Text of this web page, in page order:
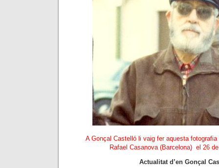
A Gonçal Castelló li vaig fer aquesta
Rafael Casanova (Barcelona) el 26
Actualitat d’en Gonçal